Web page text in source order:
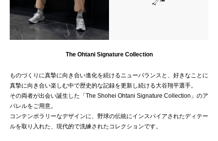
The Ohtani Signature Collection
ものづくりに真摯に向き合い進化を続けるニューバランスと、好きなことに
真摯に向き合い楽しむ中で歴史的な記録を更新し続ける大谷翔平選手。
その両者が出会い誕生した「The Shohei Ohtani Signature Collection」のア
パレルをご用意。
コンテンポラリーなデザインに、野球の伝統にインスパイアされたディテー
ルを取り入れた、現代的で洗練されたコレクションです。